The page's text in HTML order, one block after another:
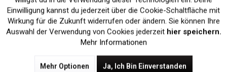
inkl. MwSt.zzgl. Versandkosten
pages Bis zu 30.000 Seitenbei 5% Deckung
Tracking Inaktiv
Einwilligung kannst du jederzeit über die Cookie-Schaltfläche mit
Wirkung für die Zukunft widerrufen oder ändern. Sie können Ihre
Auswahl der Verwendung von Cookies jederzeit hier speichern.
Mehr Informationen
Mehr Optionen Ja, Ich Bin Einverstanden